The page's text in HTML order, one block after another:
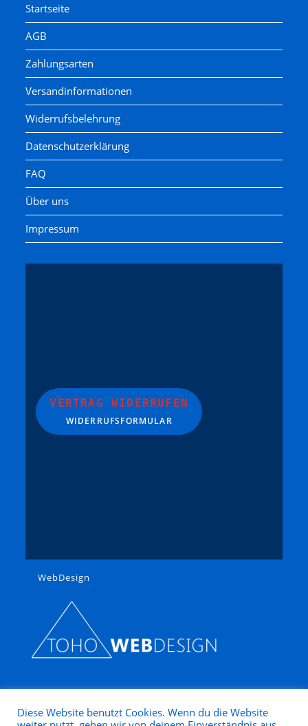
Startseite
AGB
Zahlungsarten
Versandinformationen
Widerrufsbelehrung
Datenschutzerklärung
FAQ
Über uns
Impressum
VERTRAG WIDERRUFEN
WIDERRUFSFORMULAR
WebDesign
Diese Website benutzt Cookies. Wenn du die Website